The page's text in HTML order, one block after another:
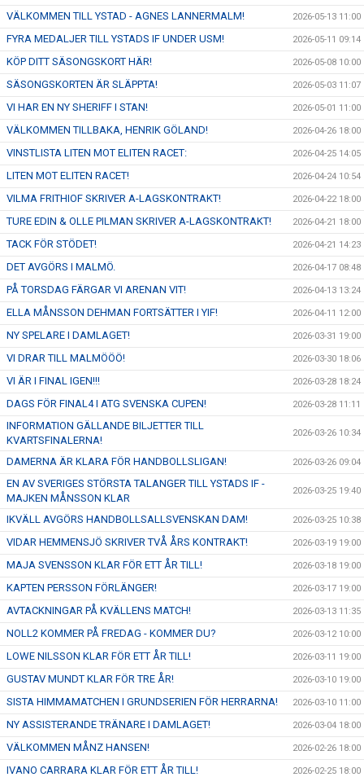
VÄLKOMMEN TILL YSTAD - AGNES LANNERMALM! 2026-05-13 11:00
FYRA MEDALJER TILL YSTADS IF UNDER USM! 2026-05-11 09:14
KÖP DITT SÄSONGSKORT HÄR! 2026-05-08 10:00
SÄSONGSKORTEN ÄR SLÄPPTA! 2026-05-03 11:07
VI HAR EN NY SHERIFF I STAN! 2026-05-01 11:00
VÄLKOMMEN TILLBAKA, HENRIK GÖLAND! 2026-04-26 18:00
VINSTLISTA LITEN MOT ELITEN RACET: 2026-04-25 14:05
LITEN MOT ELITEN RACET! 2026-04-24 10:54
VILMA FRITHIOF SKRIVER A-LAGSKONTRAKT! 2026-04-22 18:00
TURE EDIN & OLLE PILMAN SKRIVER A-LAGSKONTRAKT! 2026-04-21 18:00
TACK FÖR STÖDET! 2026-04-21 14:23
DET AVGÖRS I MALMÖ. 2026-04-17 08:48
PÅ TORSDAG FÄRGAR VI ARENAN VIT! 2026-04-13 13:24
ELLA MÅNSSON DEHMAN FORTSÄTTER I YIF! 2026-04-11 12:00
NY SPELARE I DAMLAGET! 2026-03-31 19:00
VI DRAR TILL MALMÖÖÖ! 2026-03-30 18:06
VI ÄR I FINAL IGEN!!! 2026-03-28 18:24
DAGS FÖR FINAL4 I ATG SVENSKA CUPEN! 2026-03-28 11:11
INFORMATION GÄLLANDE BILJETTER TILL
KVARTSFINALERNA!
2026-03-26 10:34
DAMERNA ÄR KLARA FÖR HANDBOLLSLIGAN! 2026-03-26 09:04
EN AV SVERIGES STÖRSTA TALANGER TILL YSTADS IF -
MAJKEN MÅNSSON KLAR
2026-03-25 19:40
IKVÄLL AVGÖRS HANDBOLLSALLSVENSKAN DAM! 2026-03-25 10:38
VIDAR HEMMENSJÖ SKRIVER TVÅ ÅRS KONTRAKT! 2026-03-19 19:00
MAJA SVENSSON KLAR FÖR ETT ÅR TILL! 2026-03-18 19:00
KAPTEN PERSSON FÖRLÄNGER! 2026-03-17 19:00
AVTACKNINGAR PÅ KVÄLLENS MATCH! 2026-03-13 11:35
NOLL2 KOMMER PÅ FREDAG - KOMMER DU? 2026-03-12 10:00
LOWE NILSSON KLAR FÖR ETT ÅR TILL! 2026-03-11 19:00
GUSTAV MUNDT KLAR FÖR TRE ÅR! 2026-03-10 19:00
SISTA HIMMAMATCHEN I GRUNDSERIEN FÖR HERRARNA! 2026-03-10 11:00
NY ASSISTERANDE TRÄNARE I DAMLAGET! 2026-03-04 18:00
VÄLKOMMEN MÅNZ HANSEN! 2026-02-26 18:00
IVANO CARRARA KLAR FÖR ETT ÅR TILL! 2026-02-25 18:00